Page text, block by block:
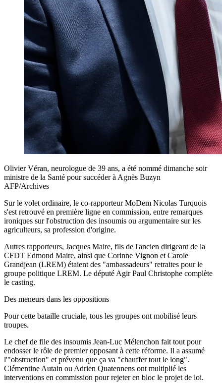
Olivier Véran, neurologue de 39 ans, a été nommé dimanche soir
ministre de la Santé pour succéder à Agnès Buzyn
AFP/Archives
Sur le volet ordinaire, le co-rapporteur MoDem Nicolas Turquois
s'est retrouvé en première ligne en commission, entre remarques
ironiques sur l'obstruction des insoumis ou argumentaire sur les
agriculteurs, sa profession d'origine.
Autres rapporteurs, Jacques Maire, fils de l'ancien dirigeant de la
CFDT Edmond Maire, ainsi que Corinne Vignon et Carole
Grandjean (LREM) étaient des "ambassadeurs" retraites pour le
groupe politique LREM. Le député Agir Paul Christophe complète
le casting.
Des meneurs dans les oppositions
Pour cette bataille cruciale, tous les groupes ont mobilisé leurs
troupes.
Le chef de file des insoumis Jean-Luc Mélenchon fait tout pour
endosser le rôle de premier opposant à cette réforme. Il a assumé
l'"obstruction" et prévenu que ça va "chauffer tout le long".
Clémentine Autain ou Adrien Quatennens ont multiplié les
interventions en commission pour rejeter en bloc le projet de loi.